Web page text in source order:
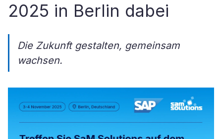
2025 in Berlin dabei
Die Zukunft gestalten, gemeinsam
wachsen.